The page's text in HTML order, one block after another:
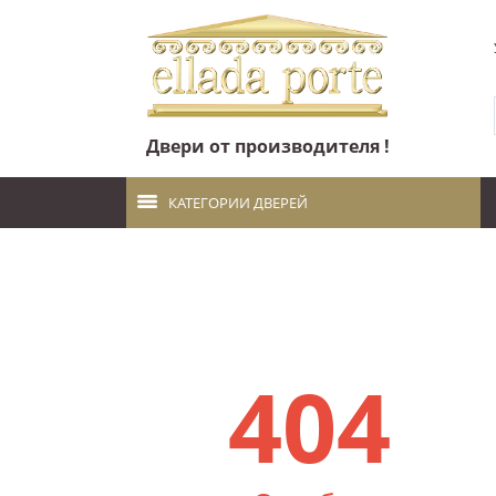
Двери от производителя !
КАТЕГОРИИ ДВЕРЕЙ
404